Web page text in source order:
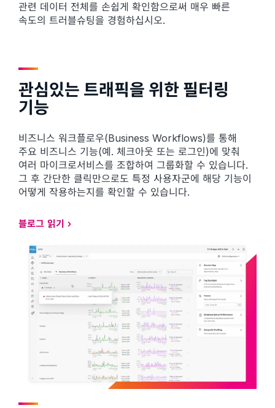
관련 데이터 전체를 손쉽게 확인함으로써 매우 빠른
속도의 트러블슈팅을 경험하십시오.
관심있는 트래픽을 위한 필터링
기능
비즈니스 워크플로우(Business Workflows)를 통해
주요 비즈니스 기능(예. 체크아웃 또는 로그인)에 맞춰
여러 마이크로서비스를 조합하여 그룹화할 수 있습니다.
그 후 간단한 클릭만으로도 특정 사용자군에 해당 기능이
어떻게 작용하는지를 확인할 수 있습니다.
블로그 읽기